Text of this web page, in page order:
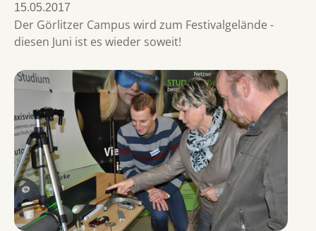
15.05.2017
Der Görlitzer Campus wird zum Festivalgelände -
diesen Juni ist es wieder soweit!